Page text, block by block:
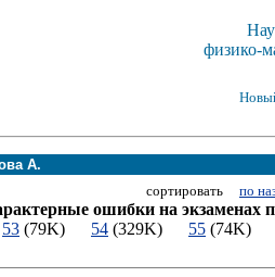
физико-
А.
сортировать по
ошибки на экзаменах
53 (79K) 54 (329K) 55